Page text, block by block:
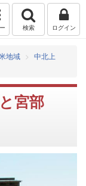
検索 ログイン
地域
中北上
宮部